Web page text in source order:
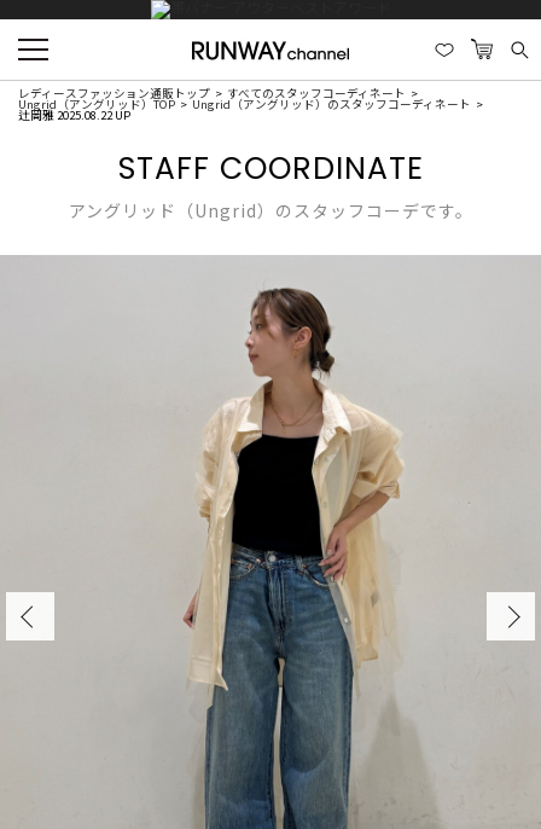
レディースファッション通販トップ すべてのスタッフコーディネート
Ungrid（アングリッド）TOP Ungrid（アングリッド）のスタッフコーディネート
辻岡雅 2025.08.22 UP
STAFF COORDINATE
アングリッド（Ungrid）のスタッフコーデです。